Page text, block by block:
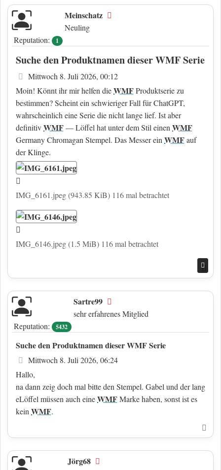
Meinschatz
Neuling
Reputation:
1
Suche den Produktnamen dieser WMF Serie
Beitrag
Mittwoch 8. Juli 2026, 00:12
Moin! Könnt ihr mir helfen dieWMFProduktserie zu
bestimmen? Scheint ein schwieriger Fall für ChatGPT,
wahrscheinlich eine Serie die nicht lange lief. Ist aber
definitivWMF— Löffel hat unter dem Stil einen WMF
Germany Chromagan Stempel. Das Messer ein WMFauf
der Klinge.
IMG_6161.jpeg (943.85 KiB) 116 mal betrachtet
IMG_6146.jpeg (1.5 MiB) 116 mal betrachtet
Sartre99
sehr erfahrenes Mitglied
Reputation:
5432
Suche den Produktnamen dieser WMF Serie
Beitrag
Mittwoch 8. Juli 2026, 06:24
Hallo,
na dann zeig doch mal bitte den Stempel. Gabel und der lang
eLöffel müssen auch eineWMFMarke haben, sonst ist es
kein WMF.
Jörg68